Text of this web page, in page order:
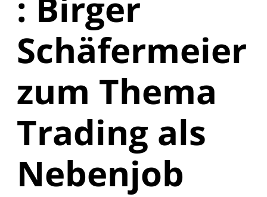
Schäfermeier
zum Thema
Trading als
Nebenjob